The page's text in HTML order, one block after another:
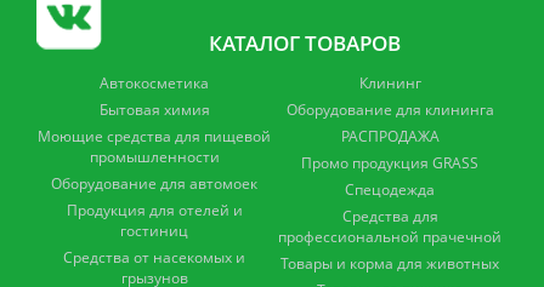
КАТАЛОГ ТОВАРОВ
Автокосметика
Бытовая химия
Моющие средства для пищевой
промышленности
Оборудование для автомоек
Продукция для отелей и
гостиниц
Средства от насекомых и
грызунов
Клининг
Оборудование для клининга
РАСПРОДАЖА
Промо продукция GRASS
Спецодежда
Средства для
профессиональной прачечной
Товары и корма для животных